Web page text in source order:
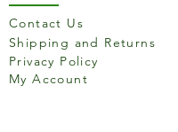
Contact Us
Shipping and Returns
Privacy Policy
My Account